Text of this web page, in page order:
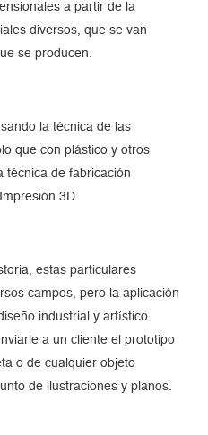
a partir de la
diversos, que se van
se producen.
la técnica de las
que con plástico y otros
técnica de fabricación
3D.
estas particulares
campos, pero la aplicación
industrial y artístico.
a un cliente el prototipo
o de cualquier objeto
de ilustraciones y planos.